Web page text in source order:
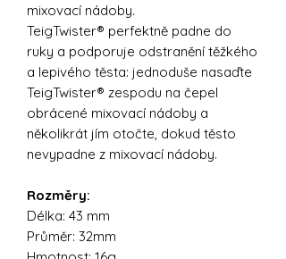
mixovací nádoby.
TeigTwister® perfektně padne do
ruky a podporuje odstranění těžkého
a lepivého těsta: jednoduše nasaďte
TeigTwister® zespodu na čepel
obrácené mixovací nádoby a
několikrát jím otočte, dokud těsto
nevypadne z mixovací nádoby.
Rozměry:
Délka: 43 mm
Průměr: 32mm